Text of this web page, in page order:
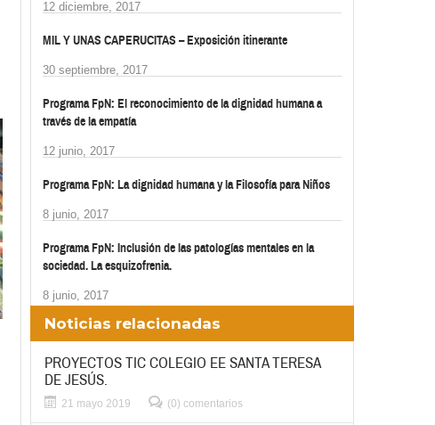
12 diciembre, 2017
MIL Y UNAS CAPERUCITAS – Exposición itinerante
30 septiembre, 2017
Programa FpN: El reconocimiento de la dignidad humana a
través de la empatía
12 junio, 2017
Programa FpN: La dignidad humana y la Filosofía para Niños
8 junio, 2017
Programa FpN: Inclusión de las patologías mentales en la
sociedad. La esquizofrenia.
8 junio, 2017
Noticias relacionadas
PROYECTOS TIC COLEGIO EE SANTA TERESA
DE JESÚS.
21 mayo 2019 (0) comentarios